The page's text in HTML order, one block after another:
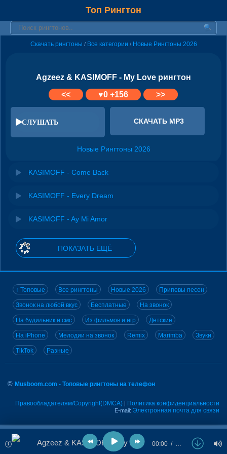
Топ Рингтон
Скачать рингтоны / Все категории / Новые Рингтоны 2026
Agzeez & KASIMOFF - My Love рингтон
<<
♥0+156 >>
СЛУШАТЬ СКАЧАТЬ MP3
Новые Рингтоны 2026
KASIMOFF - Come Back
KASIMOFF - Every Dream
KASIMOFF - Ay Mi Amor
ПОКАЗАТЬ ЕЩЁ
↑ Топовые Все рингтоны Новые 2026 Припевы песен
Звонок на любой вкус Бесплатные На звонок
На будильник и смс Из фильмов и игр Детские
На iPhone Мелодии на звонок Remix Marimba Звуки
TikTok Разные
© Musboom.com - Топовые рингтоны на телефон
Правообладателям/Copyright(DMCA) | Политика конфиденциальности
E-mail: Электронная почта для связи
Agzeez & KASIMOFF - My Love 00:00 …